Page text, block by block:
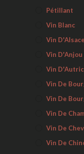
Pétillant
Vin Blanc
Vin D'Alsace
Vin D'Anjou
Vin
Vin De
Vin De
Vin De
Vin De
Vin De